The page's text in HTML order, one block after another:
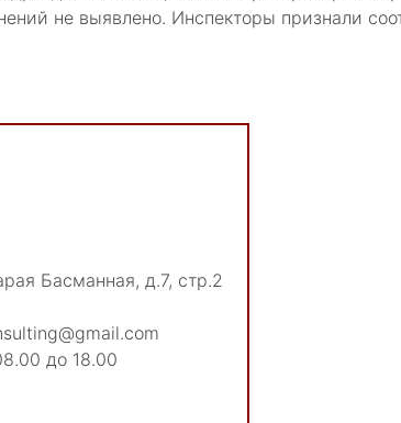
не выявлено. Инспекторы признали
Басманная, д.7, стр.2
до 18.00